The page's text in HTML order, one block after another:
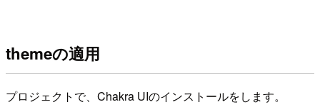
themeの適用
プロジェクトで、Chakra UIのインストールをします。